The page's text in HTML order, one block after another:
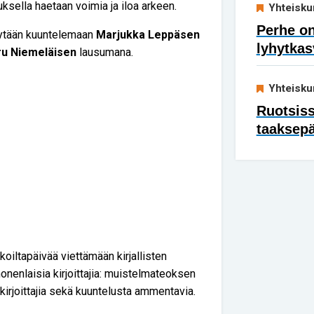
haetaan voimia ja iloa arkeen.
kuuntelemaan Marjukka Leppäsen
Niemeläisen lausumana.
viettämään kirjallisten
kirjoittajia: muistelmateoksen
sekä kuuntelusta ammentavia.
Perhe